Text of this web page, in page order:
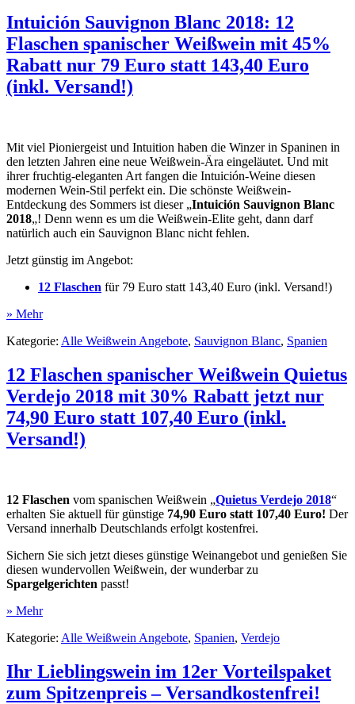
Intuición Sauvignon Blanc 2018: 12
Flaschen spanischer Weißwein mit 45%
Rabatt nur 79 Euro statt 143,40 Euro
(inkl. Versand!)
Mit viel Pioniergeist und Intuition haben die Winzer in Spaninen in
den letzten Jahren eine neue Weißwein-Ära eingeläutet. Und mit
ihrer fruchtig-eleganten Art fangen die Intuición-Weine diesen
modernen Wein-Stil perfekt ein. Die schönste Weißwein-
Entdeckung des Sommers ist dieser „Intuición Sauvignon Blanc
2018„! Denn wenn es um die Weißwein-Elite geht, dann darf
natürlich auch ein Sauvignon Blanc nicht fehlen.
Jetzt günstig im Angebot:
12 Flaschen für 79 Euro statt 143,40 Euro (inkl. Versand!)
» Mehr
Kategorie: Alle Weißwein Angebote, Sauvignon Blanc, Spanien
12 Flaschen spanischer Weißwein Quietus
Verdejo 2018 mit 30% Rabatt jetzt nur
74,90 Euro statt 107,40 Euro (inkl.
Versand!)
12 Flaschen vom spanischen Weißwein „Quietus Verdejo 2018“
erhalten Sie aktuell für günstige 74,90 Euro statt 107,40 Euro! Der
Versand innerhalb Deutschlands erfolgt kostenfrei.
Sichern Sie sich jetzt dieses günstige Weinangebot und genießen Sie
diesen wundervollen Weißwein, der wunderbar zu
Spargelgerichten passt!
» Mehr
Kategorie: Alle Weißwein Angebote, Spanien, Verdejo
Ihr Lieblingswein im 12er Vorteilspaket
zum Spitzenpreis – Versandkostenfrei!